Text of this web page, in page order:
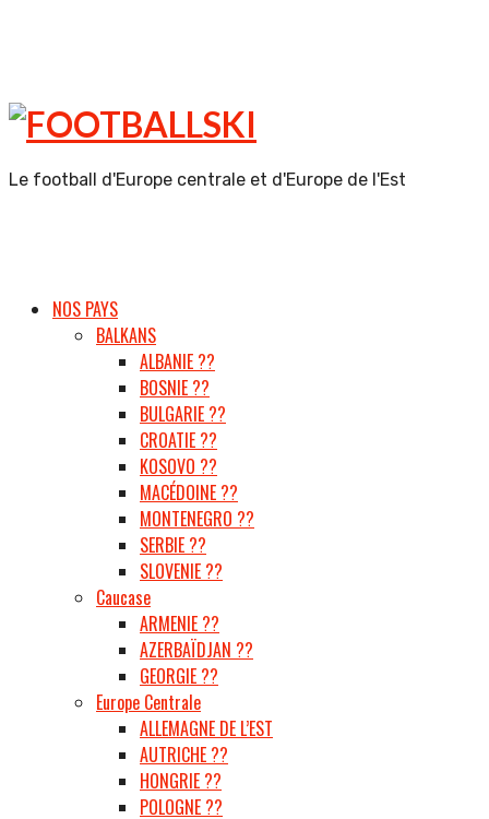
FOOTBALLSKI
Le football d'Europe centrale et d'Europe de l'Est
NOS PAYS
BALKANS
ALBANIE ??
BOSNIE ??
BULGARIE ??
CROATIE ??
KOSOVO ??
MACÉDOINE ??
MONTENEGRO ??
SERBIE ??
SLOVENIE ??
Caucase
ARMENIE ??
AZERBAÏDJAN ??
GEORGIE ??
Europe Centrale
ALLEMAGNE DE L’EST
AUTRICHE ??
HONGRIE ??
POLOGNE ??